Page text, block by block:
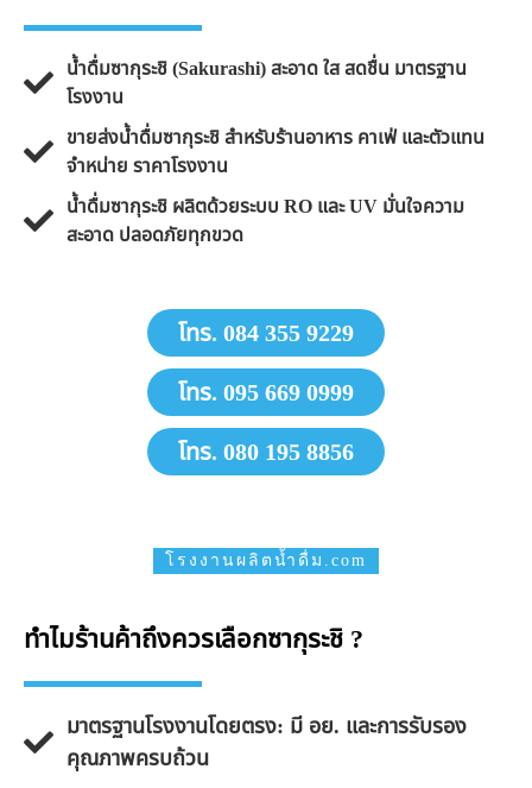
น้ำดื่มซากุระชิ (Sakurashi) สะอาด ใส สดชื่น มาตรฐาน
โรงงาน
ขายส่งน้ำดื่มซากุระชิ สำหรับร้านอาหาร คาเฟ่ และตัวแทน
จำหน่าย ราคาโรงงาน
น้ำดื่มซากุระชิ ผลิตด้วยระบบ RO และ UV มั่นใจความ
สะอาด ปลอดภัยทุกขวด
โทร. 084 355 9229
โทร. 095 669 0999
โทร. 080 195 8856
โรงงานผลิตน้ำดื่ม.com
ทำไมร้านค้าถึงควรเลือกซากุระชิ ?
มาตรฐานโรงงานโดยตรง: มี อย. และการรับรอง
คุณภาพครบถ้วน